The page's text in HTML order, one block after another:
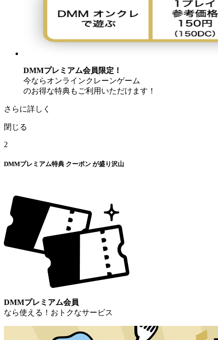
DMMプレミアム会員限定！
今ならオンラインクレーンゲーム
のお得な特典もご利用いただけます！
さらに詳しく
閉じる
2
DMMプレミアム特典 クーポン が盛り沢山
DMMプレミアム会員
なら使える！おトクなサービス